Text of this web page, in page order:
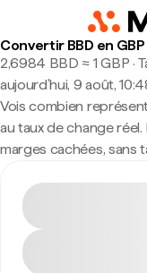
Convertir BBD en GBP
2,6984 BBD ≈ 1 GBP ·
aujourd’hui, 9 août,
Vois combien
au taux de change
marges cachées, sans